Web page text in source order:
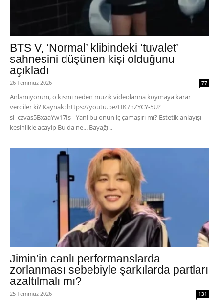
BTS V, ‘Normal’ klibindeki ‘tuvalet’
sahnesini düşünen kişi olduğunu
açıkladı
26 Temmuz 2026 77
Anlamıyorum, o kısmı neden müzik videolarına koymaya karar
verdiler ki? Kaynak: https://youtu.be/HK7nZYCY-5U?
si=czvas5BxaaYw17Is - Yani bu onun iç çamaşırı mı? Estetik anlayışı
kesinlikle acayip Bu da ne... Bayağı...
Jimin’in canlı performanslarda
zorlanması sebebiyle şarkılarda partları
azaltılmalı mı?
25 Temmuz 2026 131